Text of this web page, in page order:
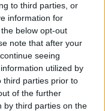
to third parties, or
information for
below opt-out
note that after your
seeing
utilized by
third parties prior to
of the further
by third parties on the
μέχρι τη
λειτουργίας
ώστε να
που
χρησικτησίας».